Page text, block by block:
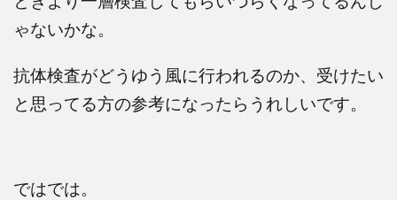
ゃないかな。
抗体検査がどうゆう風に行われるのか、受けたい
と思ってる方の参考になったらうれしいです。
ではでは。